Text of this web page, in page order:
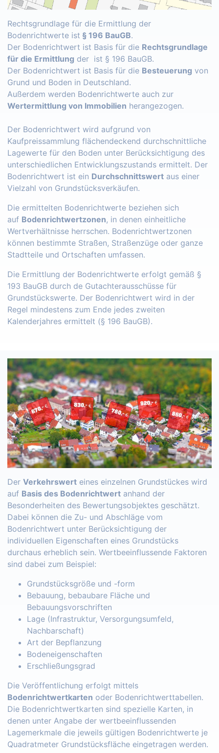
Rechtsgrundlage für die Ermittlung der
Bodenrichtwerte ist § 196 BauGB.
Der Bodenrichtwert ist Basis für die Rechtsgrundlage
für die Ermittlung der ist § 196 BauGB.
Der Bodenrichtwert ist Basis für die Besteuerung von
Grund und Boden in Deutschland.
Außerdem werden Bodenrichtwerte auch zur
Wertermittlung von Immobilien herangezogen.
Der Bodenrichtwert wird aufgrund von
Kaufpreissammlung flächendeckend durchschnittliche
Lagewerte für den Boden unter Berücksichtigung des
unterschiedlichen Entwicklungszustands ermittelt. Der
Bodenrichtwert ist ein Durchschnittswert aus einer
Vielzahl von Grundstücksverkäufen.
Die ermittelten Bodenrichtwerte beziehen sich
auf Bodenrichtwertzonen, in denen einheitliche
Wertverhältnisse herrschen. Bodenrichtwertzonen
können bestimmte Straßen, Straßenzüge oder ganze
Stadtteile und Ortschaften umfassen.
Die Ermittlung der Bodenrichtwerte erfolgt gemäß §
193 BauGB durch de Gutachterausschüsse für
Grundstückswerte. Der Bodenrichtwert wird in der
Regel mindestens zum Ende jedes zweiten
Kalenderjahres ermittelt (§ 196 BauGB).
Der Verkehrswert eines einzelnen Grundstückes wird
auf Basis des Bodenrichtwert anhand der
Besonderheiten des Bewertungsobjektes geschätzt.
Dabei können die Zu- und Abschläge vom
Bodenrichtwert unter Berücksichtigung der
individuellen Eigenschaften eines Grundstücks
durchaus erheblich sein. Wertbeeinflussende Faktoren
sind dabei zum Beispiel:
Grundstücksgröße und -form
Bebauung, bebaubare Fläche und
Bebauungsvorschriften
Lage (Infrastruktur, Versorgungsumfeld,
Nachbarschaft)
Art der Bepflanzung
Bodeneigenschaften
Erschließungsgrad
Die Veröffentlichung erfolgt mittels
Bodenrichtwertkarten oder Bodenrichtwerttabellen.
Die Bodenrichtwertkarten sind spezielle Karten, in
denen unter Angabe der wertbeeinflussenden
Lagemerkmale die jeweils gültigen Bodenrichtwerte je
Quadratmeter Grundstücksfläche eingetragen werden.